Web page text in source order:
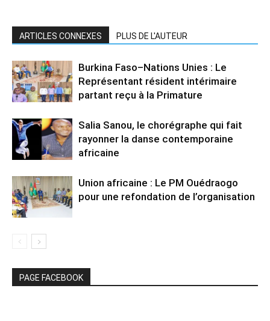
ARTICLES CONNEXES PLUS DE L'AUTEUR
Burkina Faso–Nations Unies : Le
Représentant résident intérimaire
partant reçu à la Primature
Salia Sanou, le chorégraphe qui fait
rayonner la danse contemporaine
africaine
Union africaine : Le PM Ouédraogo
pour une refondation de l’organisation
PAGE FACEBOOK